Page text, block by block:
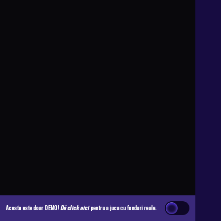
Acesta este doar DEMO!Dă click aicipentru a juca cu fonduri reale.